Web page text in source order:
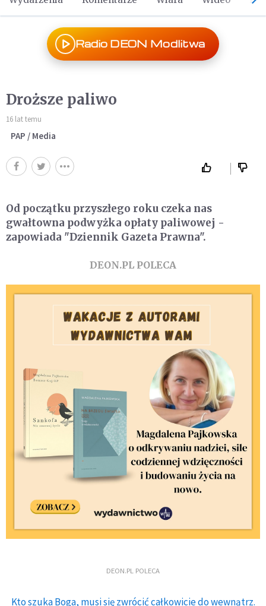
Radio DEON Modlitwa
Droższe paliwo
16 lat temu
PAP / Media
Od początku przyszłego roku czeka nas
gwałtowna podwyżka opłaty paliwowej -
zapowiada "Dziennik Gazeta Prawna".
DEON.PL POLECA
DEON.PL POLECA
Kto szuka Boga, musi się zwrócić całkowicie do wewnątrz.